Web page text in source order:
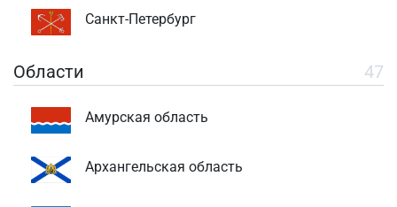
Санкт-Петербург
Области 47
Амурская область
Архангельская область